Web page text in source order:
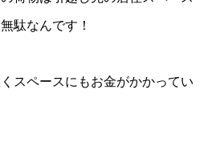
駄なんです！
スペースにもお金がかかってい